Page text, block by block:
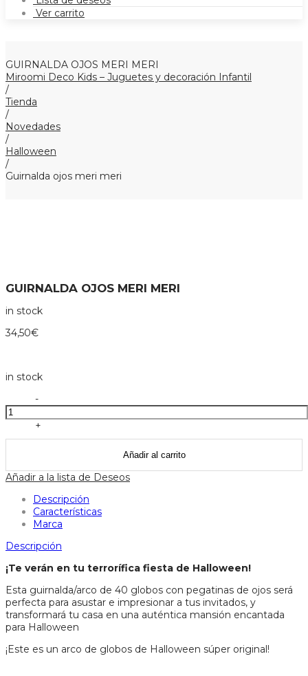
Ver carrito
GUIRNALDA OJOS MERI MERI
Miroomi Deco Kids – Juguetes y decoración Infantil
/
Tienda
/
Novedades
/
Halloween
/
Guirnalda ojos meri meri
GUIRNALDA OJOS MERI MERI
in stock
34,50€
in stock
-
ojos
meri
+
Añadir al carrito
Añadir a la lista de Deseos
Descripción
Características
Marca
Descripción
¡Te verán en tu terrorífica fiesta de Halloween!​
Esta guirnalda/arco de 40 globos con pegatinas de ojos será
perfecta para asustar e impresionar a tus invitados, y
transformará tu casa en una auténtica mansión encantada
para Halloween
¡Este es un arco de globos de Halloween súper original!